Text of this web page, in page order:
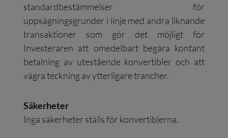
standardbestämmelser för
uppsägningsgrunder i linje med andra liknande
transaktioner som gör det möjligt för
Investeraren att omedelbart begära kontant
betalning av utestående konvertibler och att
vägra teckning av ytterligare trancher.
Säkerheter
Inga säkerheter ställs för konvertiblerna.